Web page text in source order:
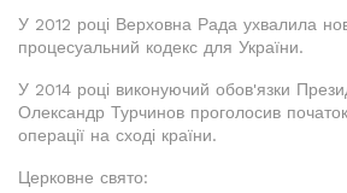
У 2012 році Верховна Рада ухвалила
процесуальний кодекс для України.
У 2014 році виконуючий обов'язки
Олександр Турчинов проголосив
операції на сході країни.
Церковне свято: